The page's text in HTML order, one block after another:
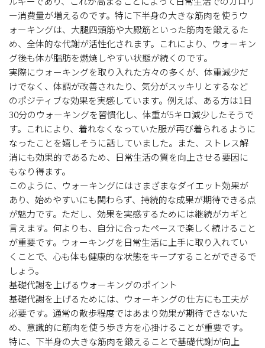
ー消費量が増えるのです。特に下半身の大きな筋肉を使うウ
ォーキングは、大腿四頭筋や大殿筋といった筋肉を鍛えるた
め、全体的な代謝が活性化されます。これにより、ウォーキン
グ後も体が脂肪を燃焼しやすい状態が続くのです。
実際にウォーキングを取り入れた方々の多くが、体重減少だ
けでなく、体調が改善されたり、気分がスッキリとするなど
のポジティブな効果を実感しています。例えば、ある方は1日
30分のウォーキングを習慣化し、体重が5キロ減少したそうで
す。これにより、着れなくなっていた服が再び着られるように
なったことを嬉しそうに話していました。また、ストレス解
消にも効果的であるため、日常生活の質を向上させる要因に
もなり得ます。
このように、ウォーキングにはさまざまなダイエット効果が
あり、始めやすいにも関わらず、持続的な成果が期待できる点
が魅力です。ただし、効果を実感するためには継続がカギと
言えます。何よりも、自分に合ったペースで楽しく続けること
が重要です。ウォーキングを日常生活に上手に取り入れてい
くことで、心も体も健康的な状態をキープすることができるで
しょう。
基礎代謝を上げるウォーキングのポイント
基礎代謝を上げるためには、ウォーキングの仕方にも工夫が
必要です。通常の散歩程度ではあまり効果が期待できないた
め、意識的に筋肉を使う歩き方を心掛けることが重要です。
特に、下半身の大きな筋肉を鍛えることで基礎代謝が向上